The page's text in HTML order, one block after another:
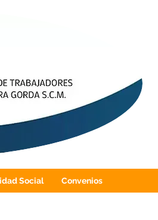
Social Convenios